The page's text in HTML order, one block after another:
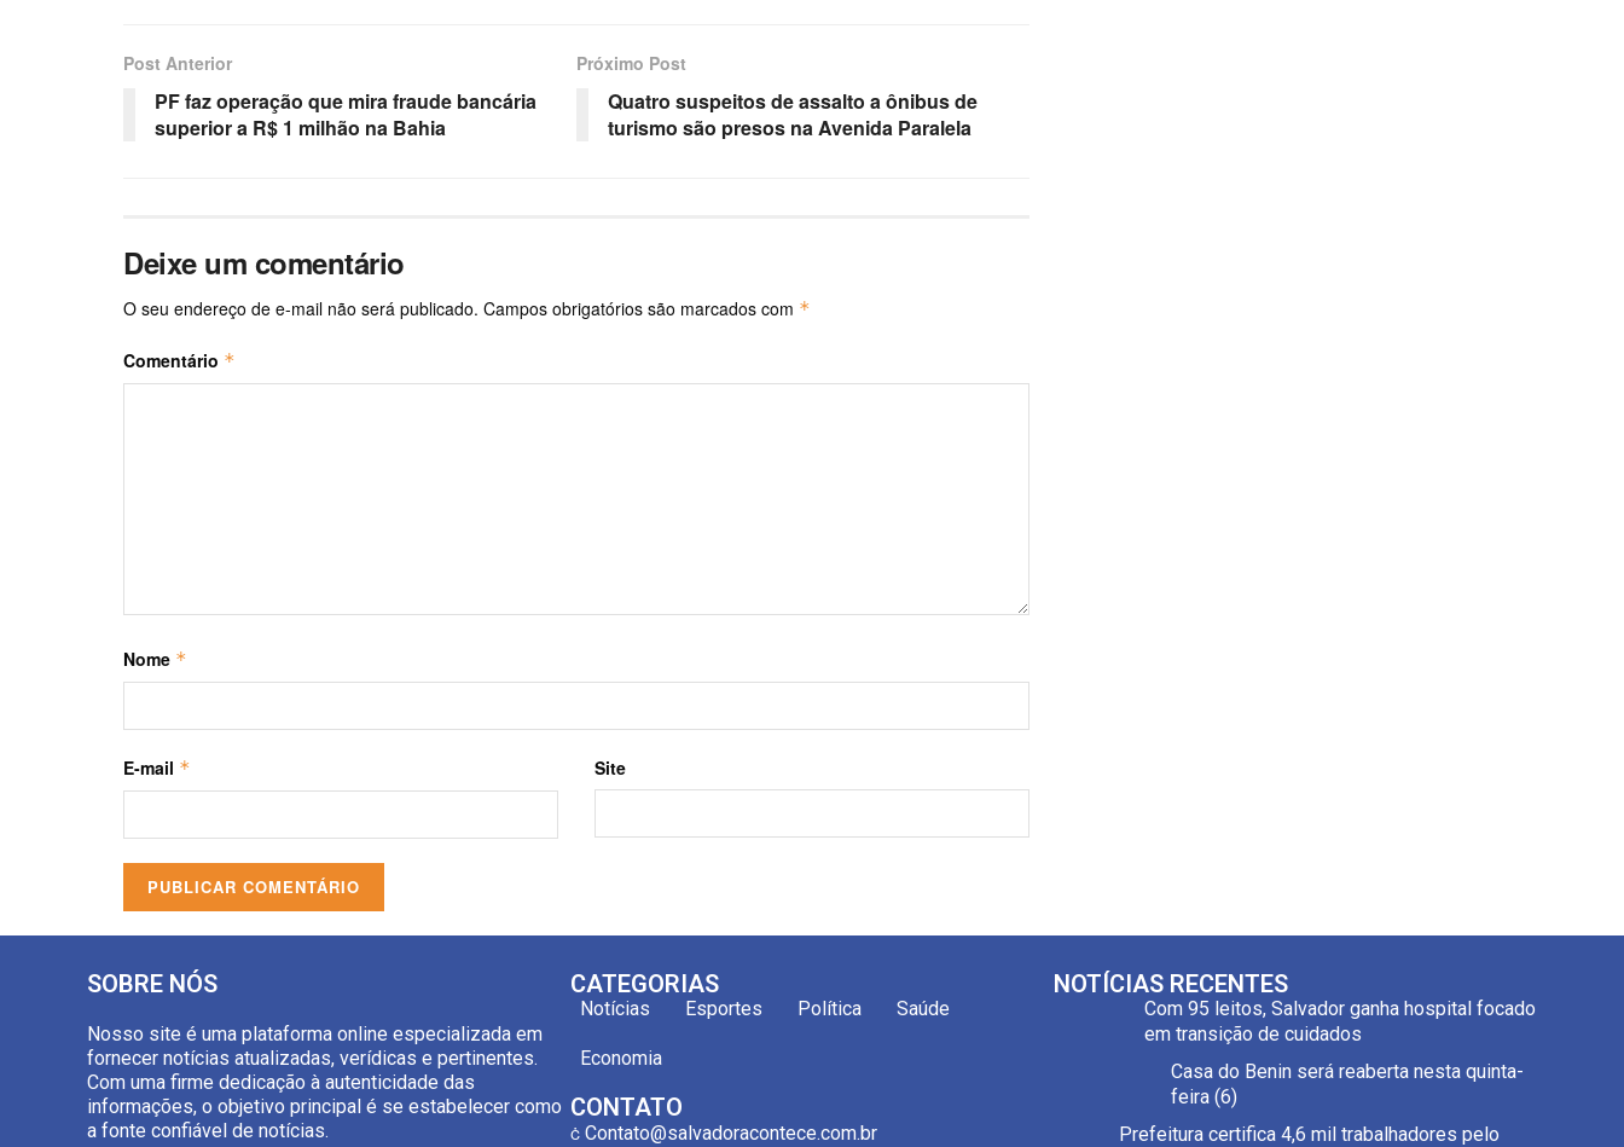
Post Anterior
PF faz operação que mira fraude bancária
superior a R$ 1 milhão na Bahia
Próximo Post
Quatro suspeitos de assalto a ônibus de
turismo são presos na Avenida Paralela
Deixe um comentário
O seu endereço de e-mail não será publicado. Campos obrigatórios são marcados com *
Comentário *
Nome *
E-mail * Site
SOBRE NÓS
Nosso site é uma plataforma online especializada em
fornecer notícias atualizadas, verídicas e pertinentes.
Com uma firme dedicação à autenticidade das
informações, o objetivo principal é se estabelecer como
a fonte confiável de notícias.
CATEGORIAS
Notícias Esportes Política Saúde
Economia
CONTATO
Contato@salvadoracontece.com.br
NOTÍCIAS RECENTES
Com 95 leitos, Salvador ganha hospital focado
em transição de cuidados
Casa do Benin será reaberta nesta quinta-
feira (6)
Prefeitura certifica 4,6 mil trabalhadores pelo